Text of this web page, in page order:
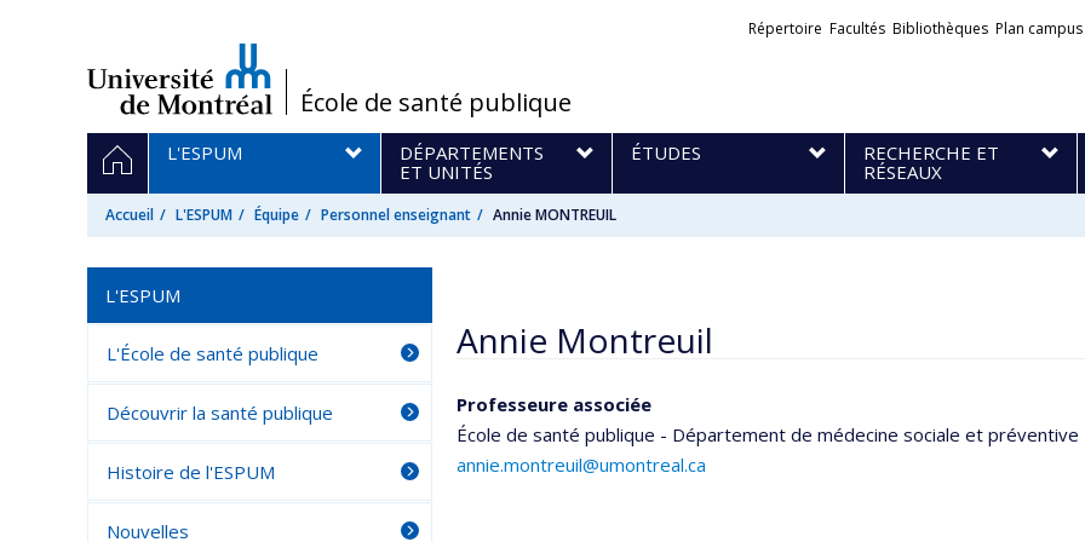
/École de santé publique
Liens
Répertoire Facultés Bibliothèques Plan campus
Navigation
principale
ACCUEIL
L'ESPUM
DÉPARTEMENTS
ET UNITÉS
ÉTUDES
RECHERCHE ET
RÉSEAUX
Accueil L'ESPUM Équipe Personnel enseignant Annie MONTREUIL
Annie Montreuil
Professeure associée
École de santé publique - Département de médecine sociale et préventive
annie.montreuil@umontreal.ca
L'ESPUM
L'École de santé publique
Découvrir la santé publique
Histoire de l'ESPUM
Nouvelles